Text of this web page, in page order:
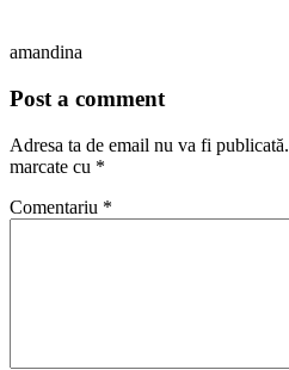
amandina
Post a comment
Adresa ta de email nu va fi publicată.
marcate cu *
Comentariu *